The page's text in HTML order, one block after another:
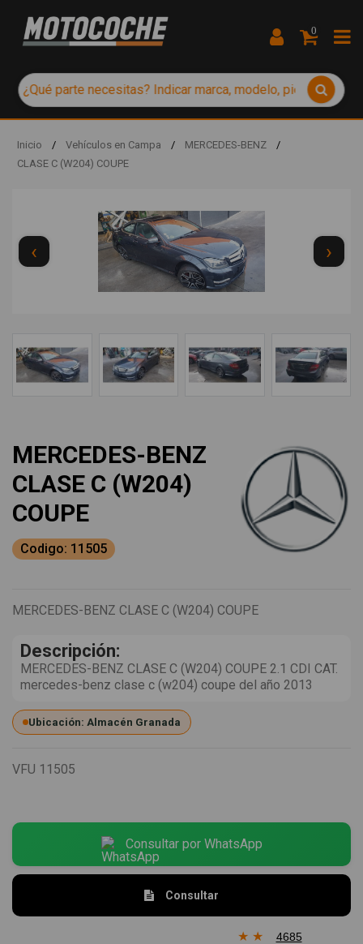
0
Inicio / Vehículos en Campa / MERCEDES-BENZ
/
CLASE C (W204) COUPE
‹ ›
MERCEDES-BENZ
CLASE C (W204)
COUPE
Codigo: 11505
MERCEDES-BENZ CLASE C (W204) COUPE
Descripción:
MERCEDES-BENZ CLASE C (W204) COUPE 2.1 CDI CAT.
mercedes-benz clase c (w204) coupe del año 2013
Ubicación: Almacén Granada
VFU 11505
Consultar por WhatsApp
Consultar
★ ★
4685